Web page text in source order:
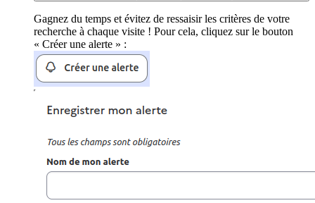
Gagnez du temps et évitez de ressaisir les critères de votre
recherche à chaque visite ! Pour cela, cliquez sur le bouton
« Créer une alerte » :